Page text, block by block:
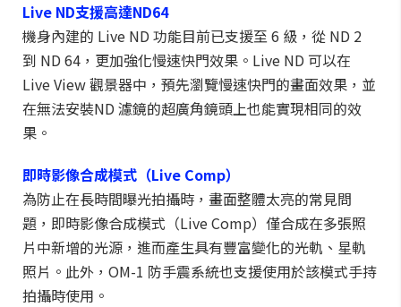
Live ND支援高達ND64
機身內建的 Live ND 功能目前已支援至 6 級，從 ND 2
到 ND 64，更加強化慢速快門效果。Live ND 可以在
Live View 觀景器中，預先瀏覽慢速快門的畫面效果，並
在無法安裝ND 濾鏡的超廣角鏡頭上也能實現相同的效
果。
即時影像合成模式（Live Comp）
為防止在長時間曝光拍攝時，畫面整體太亮的常見問
題，即時影像合成模式（Live Comp）僅合成在多張照
片中新增的光源，進而產生具有豐富變化的光軌、星軌
照片。此外，OM-1 防手震系統也支援使用於該模式手持
拍攝時使用。